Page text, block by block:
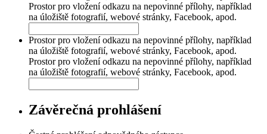
Prostor pro vložení odkazu na nepovinné přílohy, například
na úložiště fotografií, webové stránky, Facebook, apod.
Prostor pro vložení odkazu na nepovinné přílohy, například
na úložiště fotografií, webové stránky, Facebook, apod.
Prostor pro vložení odkazu na nepovinné přílohy, například
na úložiště fotografií, webové stránky, Facebook, apod.
Závěrečná prohlášení